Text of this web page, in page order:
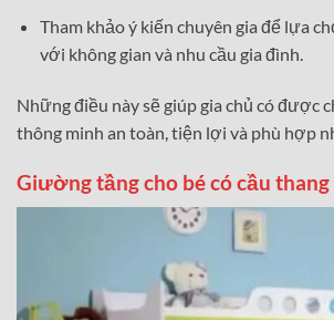
Tham khảo ý kiến chuyên gia để lựa
với không gian và nhu cầu gia đình.
Những điều này sẽ giúp gia chủ có được
thông minh an toàn, tiện lợi và phù hợp
Giường tầng cho bé có cầu thang